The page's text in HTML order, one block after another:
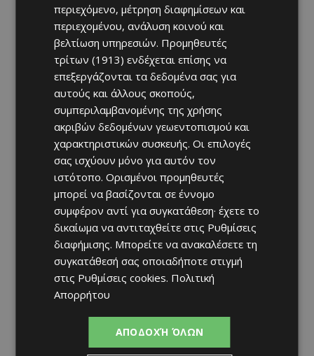
περιεχόμενο, μέτρηση διαφημίσεων και
περιεχομένου, ανάλυση κοινού και
βελτίωση υπηρεσιών. Προμηθευτές
τρίτων (1913) ενδέχεται επίσης να
επεξεργάζονται τα δεδομένα σας για
αυτούς και άλλους σκοπούς,
συμπεριλαμβανομένης της χρήσης
ακριβών δεδομένων γεωεντοπισμού και
χαρακτηριστικών συσκευής. Οι επιλογές
σας ισχύουν μόνο για αυτόν τον
ιστότοπο. Ορισμένοι προμηθευτές
μπορεί να βασίζονται σε έννομο
συμφέρον αντί για συγκατάθεση· έχετε το
δικαίωμα να αντιταχθείτε στις Ρυθμίσεις
διαφήμισης. Μπορείτε να ανακαλέσετε τη
συγκατάθεσή σας οποιαδήποτε στιγμή
στις Ρυθμίσεις cookies. Πολιτική
Απορρήτου
ΑΠΟΔΟΧΉ ΌΛΩΝ